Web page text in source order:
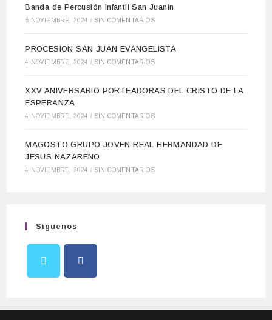
Banda de Percusión Infantil San Juanin
5 NOVIEMBRE, 2024 / SIN COMENTARIOS
PROCESION SAN JUAN EVANGELISTA
4 NOVIEMBRE, 2024 / SIN COMENTARIOS
XXV ANIVERSARIO PORTEADORAS DEL CRISTO DE LA
ESPERANZA
4 NOVIEMBRE, 2024 / SIN COMENTARIOS
MAGOSTO GRUPO JOVEN REAL HERMANDAD DE
JESUS NAZARENO
4 NOVIEMBRE, 2024 / SIN COMENTARIOS
Síguenos